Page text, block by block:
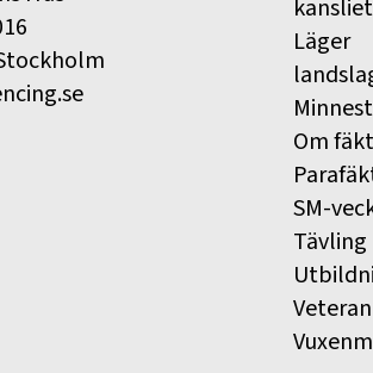
kansliet
Läger
Om
SM-
Tävling
Veteran